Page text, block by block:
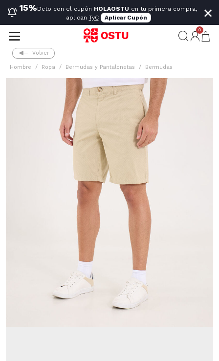
15%Dcto con el cupón HOLAOSTU en tu primera compra,
aplican TyC Aplicar Cupón ×
0
Volver
Hombre Ropa Bermudas y Pantalonetas Bermudas